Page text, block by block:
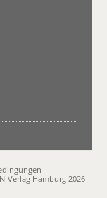
Verlag Hamburg 2026